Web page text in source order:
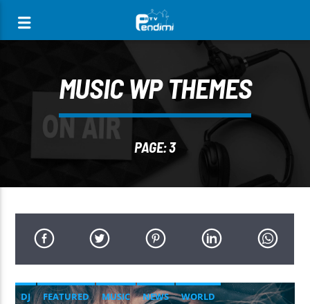
[There are no radio stations in the database]
MUSIC WP THEMES
PAGE: 3
DJ FEATURED MUSIC NEWS WORLD